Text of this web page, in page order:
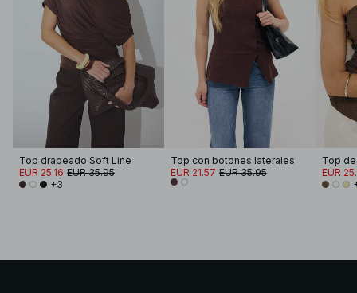
Top drapeado Soft Line
EUR 25.16 EUR 35.95
+3
Top con botones laterales
EUR 21.57 EUR 35.95
EUR